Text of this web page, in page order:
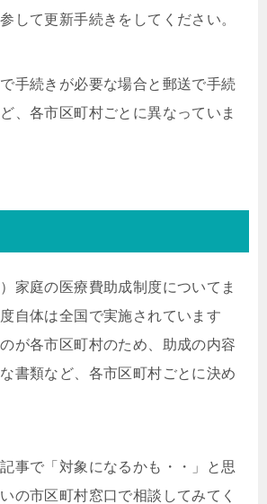
して更新手続きをしてください。
手続きが必要な場合と郵送で手続
、各市区町村ごとに異なっていま
家庭の医療費助成制度についてま
自体は全国で実施されています
が各市区町村のため、助成の内容
書類など、各市区町村ごとに決め
事で「対象になるかも・・」と思
の市区町村窓口で相談してみてく